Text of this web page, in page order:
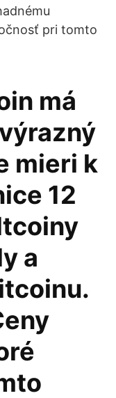
pri tomto
má
mieri k
12
a